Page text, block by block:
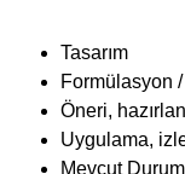
Örnek
Durum